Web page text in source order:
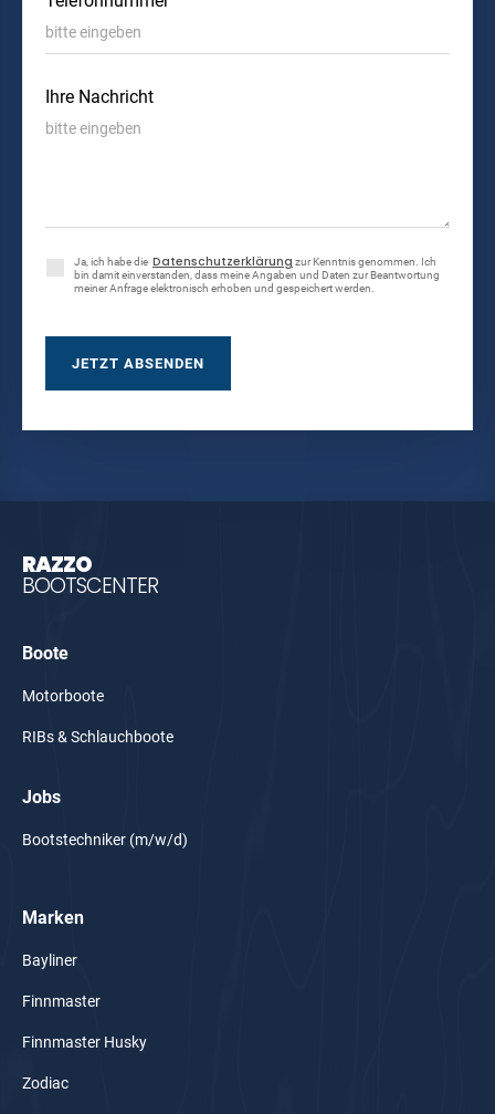
Ihre Nachricht
Ja, ich habe die Datenschutzerklärung zur Kenntnis genommen. Ich
bin damit einverstanden, dass meine Angaben und Daten zur Beantwortung
meiner Anfrage elektronisch erhoben und gespeichert werden.
RAZZO
BOOTSCENTER
Boote
Motorboote
RIBs & Schlauchboote
Jobs
Bootstechniker (m/w/d)
Marken
Bayliner
Finnmaster
Finnmaster Husky
Zodiac